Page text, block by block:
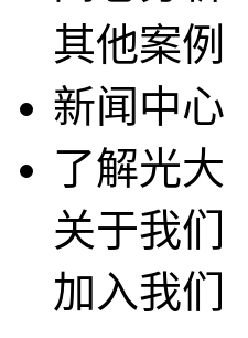
其他案例
新闻中心
了解光大
关于我们
加入我们